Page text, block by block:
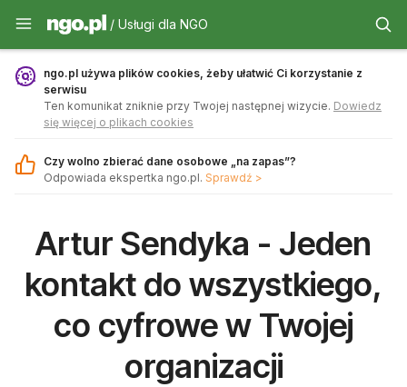
Usługi dla NGO - ngo.pl
/ Usługi dla NGO
ngo.pl używa plików cookies, żeby ułatwić Ci korzystanie z
serwisu
Ten komunikat zniknie przy Twojej następnej wizycie. Dowiedz
się więcej o plikach cookies
Czy wolno zbierać dane osobowe „na zapas”?
Odpowiada ekspertka ngo.pl. Sprawdź >
Artur Sendyka - Jeden
kontakt do wszystkiego,
co cyfrowe w Twojej
organizacji